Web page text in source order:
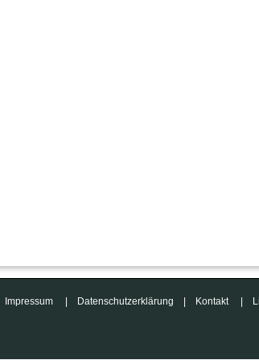
Impressum Datenschutzerklärung Kontakt|